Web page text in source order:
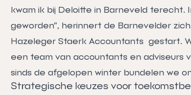
kwam ik bij Deloitte in Barneveld terecht.
geworden”, herinnert de Barnevelder
Hazeleger Staerk Accountants gestart.
een team van accountants en adviseurs
sinds de afgelopen winter bundelen we
Strategische keuzes voor